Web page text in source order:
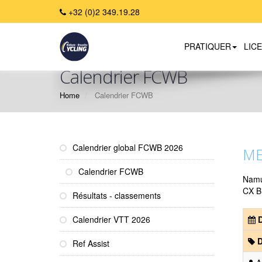
+32 (0)2 349.19.28
PRATIQUER
Calendrier FCWB
Home Calendrier FCWB
Calendrier global FCWB 2026
Calendrier FCWB
Résultats - classements
Calendrier VTT 2026
Ref Assist
CX